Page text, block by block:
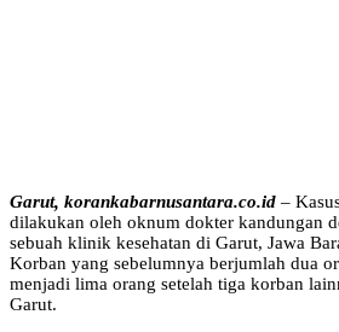
Garut, korankabarnusantara.co.id –
dilakukan oleh oknum dokter kandungan
sebuah klinik kesehatan di Garut, Jawa
Korban yang sebelumnya berjumlah dua
menjadi lima orang setelah tiga korban
Garut.